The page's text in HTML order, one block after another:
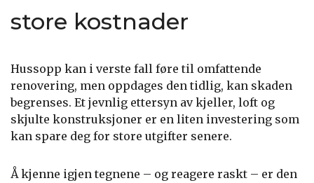
store kostnader
Hussopp kan i verste fall føre til omfattende
renovering, men oppdages den tidlig, kan skaden
begrenses. Et jevnlig ettersyn av kjeller, loft og
skjulte konstruksjoner er en liten investering som
kan spare deg for store utgifter senere.
Å kjenne igjen tegnene – og reagere raskt – er den